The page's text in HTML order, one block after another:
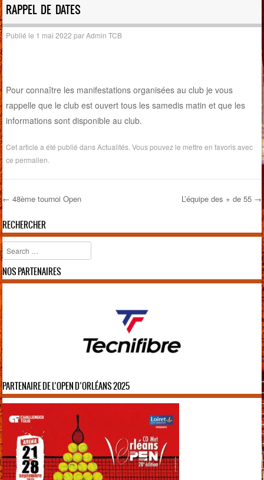
RAPPEL DE DATES
Publié le 1 mai 2022 parAdmin TCB
Pour connaître les manifestations organisées au club je vous
rappelle que le club est ouvert tous les samedis matin et que les
informations sont disponible au club.
Cet article a été publié dansActualités . Vous pouvez le mettre en favoris avec
ce permalien
Navigation des articles
← 48ème tournoi Open L’équipe des + de 55 →
RECHERCHER
Rechercher
NOS PARTENAIRES
PARTENAIRE DE L’OPEN D’ORLÉANS 2025